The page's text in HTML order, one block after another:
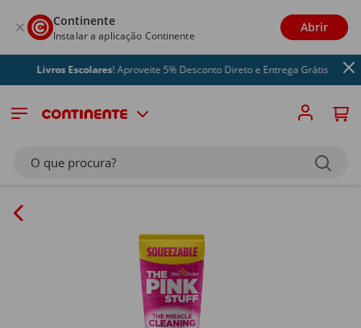
Continente
Instalar a aplicação Continente
Abrir
Livros Escolares! Aproveite 5% Desconto Direto e Entrega Grátis
O que procura?